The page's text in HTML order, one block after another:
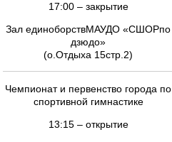
17:00 – закрытие
Зал единоборствМАУДО «СШОРпо
дзюдо»
(о.Отдыха 15стр.2)
Чемпионат и первенство города по
спортивной гимнастике
13:15 – открытие